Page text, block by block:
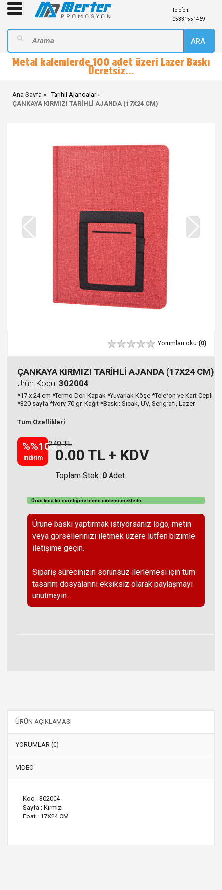
Telefon:
05331551469
ARA
Metal kalemlerde 100 adet üzeri Lazer Baskı
Ücretsiz...
Ana Sayfa
Tarihli Ajandalar
ÇANKAYA KIRMIZI TARİHLİ AJANDA (17X24 CM)
Yorumları oku (0)
ÇANKAYA KIRMIZI TARİHLİ AJANDA (17X24 CM)
Ürün Kodu: 302004
*17 x 24 cm *Termo Deri Kapak *Yuvarlak Köşe *Telefon ve Kart Cepli
*320 sayfa *Ivory 70 gr. Kağıt *Baskı: Sıcak, UV, Serigrafi, Lazer
Tüm Özellikleri
%%100
indirim
240 TL
0.00 TL + KDV
Toplam Stok: 0 Adet
Ürün kısa bir süreliğine temin edilememektedir.
Ürüne baskı yaptırmak istiyorsanız logo, metin
veya görsellerinizi iletmek üzere lütfen bizimle
iletişime geçin.
Sipariş sürecinizin sorunsuz ilerlemesi için tüm
tasarım dosyalarını eksiksiz olarak paylaşmayı
unutmayın.
ÜRÜN AÇIKLAMASI
YORUMLAR (0)
VIDEO
Kod : 302004
Sayfa : Kırmızı
Ebat : 17X24 CM